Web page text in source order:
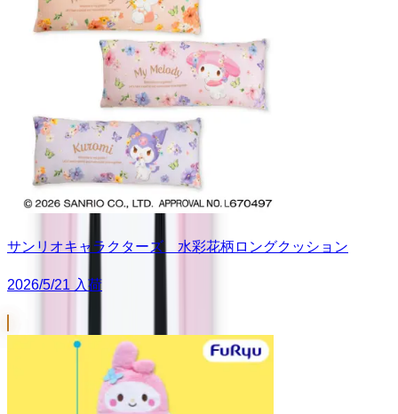
サンリオキャラクターズ 水彩花柄ロングクッション
2026/5/21 入荷